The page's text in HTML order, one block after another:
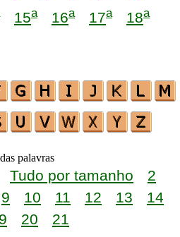
15a 16a 17a 18a
palavras
Tudo por tamanho
2
9 10 11 12 13
14
20 21